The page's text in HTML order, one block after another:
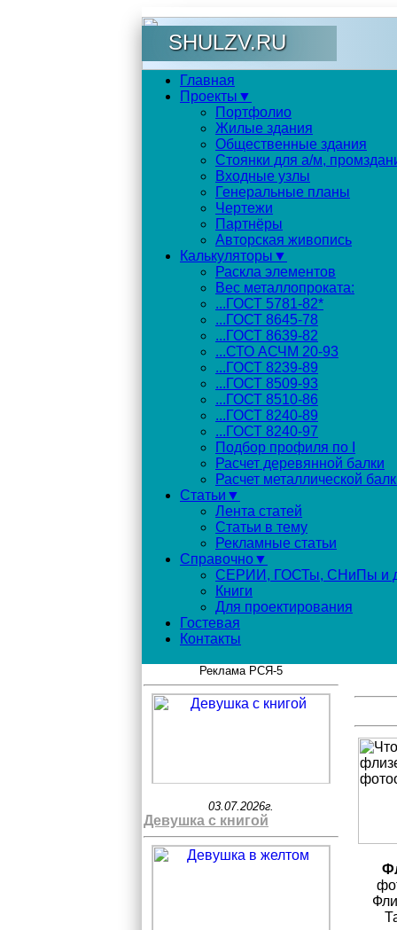
SHULZV.RU
Главная
Проекты▼
Портфолио
Жилые здания
Общественные здания
Стоянки для а/м,
Входные узлы
Генеральные планы
Чертежи
Партнёры
Авторская живопись
Калькуляторы▼
Раскла элементов
Вес металлопроката:
...ГОСТ 5781-82*
...ГОСТ 8645-78
...ГОСТ 8639-82
...СТО АСЧМ 20-93
...ГОСТ 8239-89
...ГОСТ 8509-93
...ГОСТ 8510-86
...ГОСТ 8240-89
...ГОСТ 8240-97
Подбор профиля по I
Расчет деревянной балки
Расчет металлической
Статьи▼
Лента статей
Статьи в тему
Рекламные статьи
Справочно▼
СЕРИИ, ГОСТы, СНиПы и
Книги
Для проектирования
Гостевая
Контакты
Реклама РСЯ-5
03.07.2026г.
Девушка с книгой